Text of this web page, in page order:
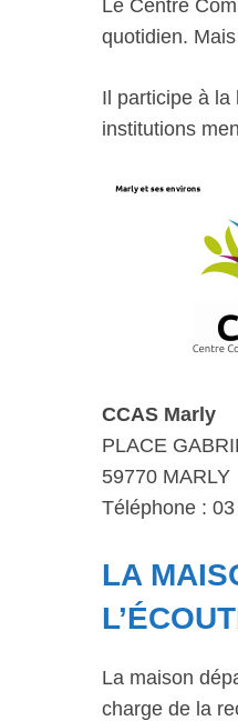
Le Centre
quotidien.
Il participe à la
institutions
CCAS Marly
PLACE
59770 MARLY
Téléphone :
LA
La maison
charge de la